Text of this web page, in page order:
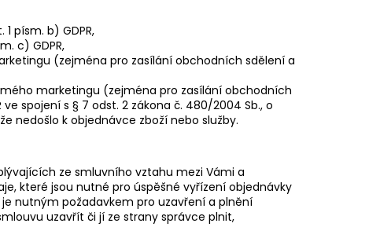
písm. b) GDPR,
c) GDPR,
(zejména pro zasílání obchodních sdělení a
marketingu (zejména pro zasílání obchodních
spojení s § 7 odst. 2 zákona č. 480/2004 Sb., o
nedošlo k objednávce zboží nebo služby.
ze smluvního vztahu mezi Vámi a
které jsou nutné pro úspěšné vyřízení objednávky
nutným požadavkem pro uzavření a plnění
uzavřít či jí ze strany správce plnit,